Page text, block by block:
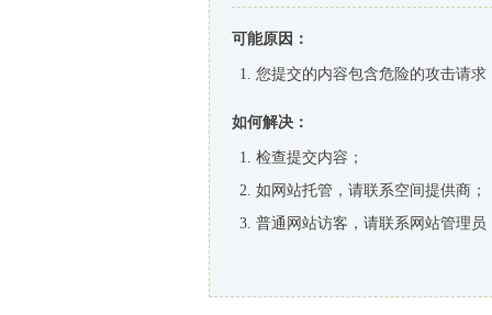
可能原因：
您提交的内容包含危险的攻击请求
如何解决：
检查提交内容；
如网站托管，请联系空间提供商；
普通网站访客，请联系网站管理员